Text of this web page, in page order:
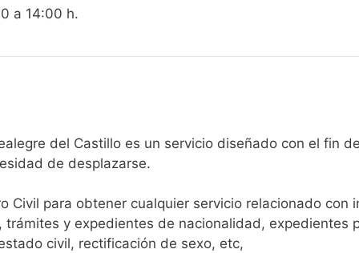
a 14:00 h.
del Castillo es un servicio diseñado con el fin
de desplazarse.​
Civil para obtener cualquier servicio relacionado
y expedientes de nacionalidad, expedientes
civil, rectificación de sexo, etc,